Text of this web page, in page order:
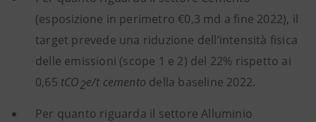
(esposizione in perimetro €0,3 md a fine 2022), il
target prevede una riduzione dell’intensità fisica
delle emissioni (scope 1 e 2) del 22% rispetto ai
0,65 tCO2e/t cemento della baseline 2022.
Per quanto riguarda il settore Alluminio